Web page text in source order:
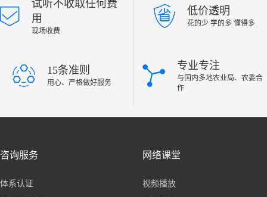
试听不收取任何费
用
现场收费
低价透明
花的少 学的多 懂得多
15条准则
用心、严格做好服务
专业专注
与国内多地农业局、农委合
作
咨询服务
体系认证
网络课堂
视频播放